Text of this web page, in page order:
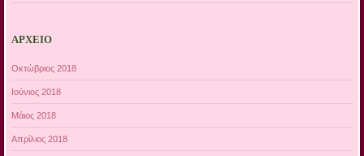
ΑΡΧΕΊΟ
Οκτώβριος 2018
Ιούνιος 2018
Μάιος 2018
Απρίλιος 2018